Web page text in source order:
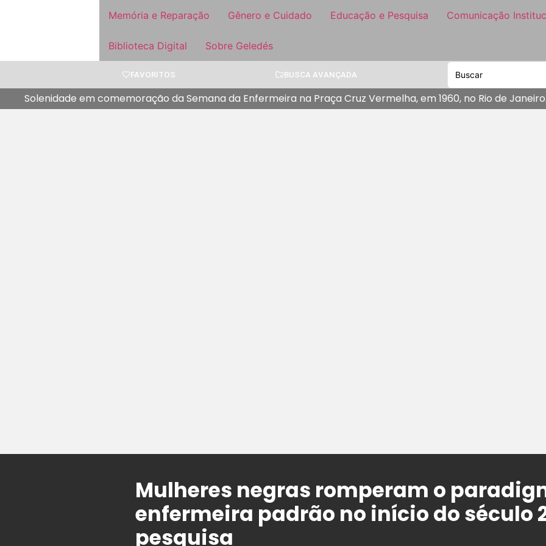
Memória e Reparação Gênero e Cuidado Educação e Pesquisa Comunicação
Biblioteca Digital Sobre Geledés
FAVORITOS BUSCA AVANÇADA
Solenidade em comemoração da Semana da Enfermeira na Praça Cruz Vermelha, em 1960, no Rio de
Mulheres negras romperam o
enfermeira padrão no início do século
pesquisa